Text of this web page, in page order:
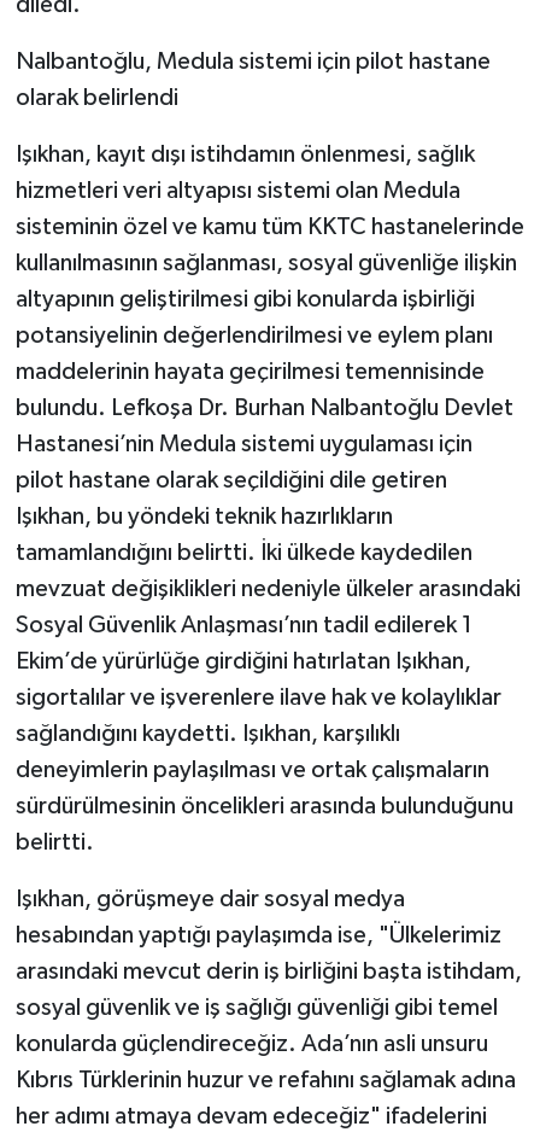
Nalbantoğlu, Medula sistemi için pilot hastane
olarak belirlendi
Işıkhan, kayıt dışı istihdamın önlenmesi, sağlık
hizmetleri veri altyapısı sistemi olan Medula
sisteminin özel ve kamu tüm KKTC hastanelerinde
kullanılmasının sağlanması, sosyal güvenliğe ilişkin
altyapının geliştirilmesi gibi konularda işbirliği
potansiyelinin değerlendirilmesi ve eylem planı
maddelerinin hayata geçirilmesi temennisinde
bulundu. Lefkoşa Dr. Burhan Nalbantoğlu Devlet
Hastanesi’nin Medula sistemi uygulaması için
pilot hastane olarak seçildiğini dile getiren
Işıkhan, bu yöndeki teknik hazırlıkların
tamamlandığını belirtti. İki ülkede kaydedilen
mevzuat değişiklikleri nedeniyle ülkeler arasındaki
Sosyal Güvenlik Anlaşması’nın tadil edilerek 1
Ekim’de yürürlüğe girdiğini hatırlatan Işıkhan,
sigortalılar ve işverenlere ilave hak ve kolaylıklar
sağlandığını kaydetti. Işıkhan, karşılıklı
deneyimlerin paylaşılması ve ortak çalışmaların
sürdürülmesinin öncelikleri arasında bulunduğunu
belirtti.
Işıkhan, görüşmeye dair sosyal medya
hesabından yaptığı paylaşımda ise, "Ülkelerimiz
arasındaki mevcut derin iş birliğini başta istihdam,
sosyal güvenlik ve iş sağlığı güvenliği gibi temel
konularda güçlendireceğiz. Ada’nın asli unsuru
Kıbrıs Türklerinin huzur ve refahını sağlamak adına
her adımı atmaya devam edeceğiz" ifadelerini